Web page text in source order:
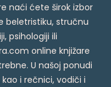
naći ćete širok izbor
beletristiku, stručnu
psihologiji ili
online knjižare
U našoj ponudi
i rečnici, vodiči i